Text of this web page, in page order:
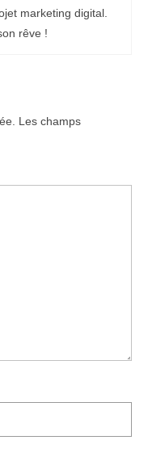
marketing digital.
rêve !
Les champs